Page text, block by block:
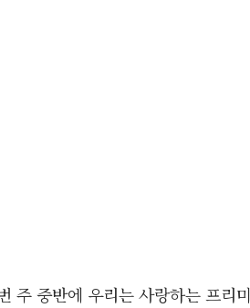
주 중반에 우리는 사랑하는 프리